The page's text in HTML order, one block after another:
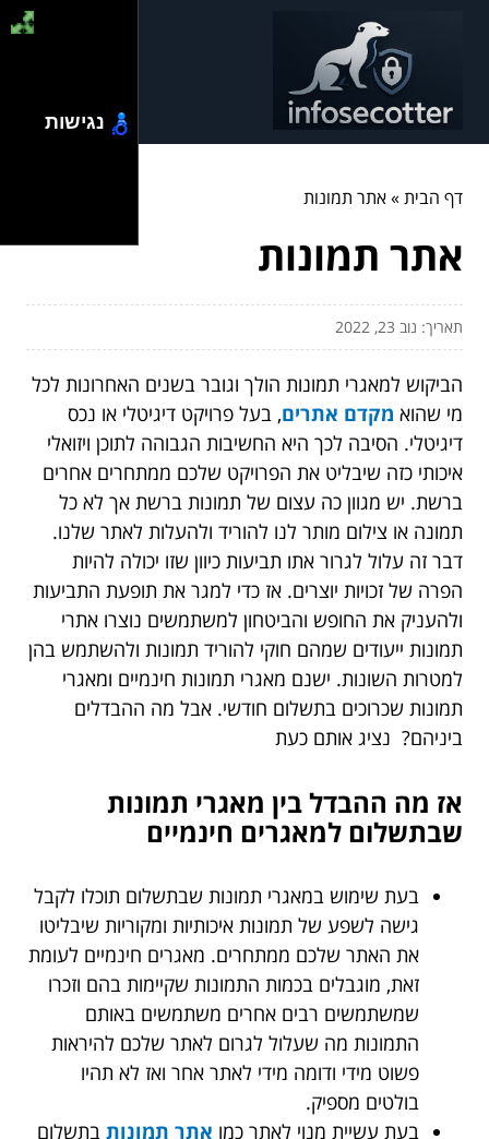
דף הבית»אתר תמונות
אתר תמונות
תאריך: נוב 23, 2022
הביקוש למאגרי תמונות הולך וגובר בשנים האחרונות לכל
מי שהוא מקדם אתרים, בעל פרויקט דיגיטלי או נכס
דיגיטלי. הסיבה לכך היא החשיבות הגבוהה לתוכן ויזואלי
איכותי כזה שיבליט את הפרויקט שלכם ממתחרים אחרים
ברשת. יש מגוון כה עצום של תמונות ברשת אך לא כל
תמונה או צילום מותר לנו להוריד ולהעלות לאתר שלנו.
דבר זה עלול לגרור אתו תביעות כיוון שזו יכולה להיות
הפרה של זכויות יוצרים. אז כדי למגר את תופעת התביעות
ולהעניק את החופש והביטחון למשתמשים נוצרו אתרי
תמונות ייעודים שמהם חוקי להוריד תמונות ולהשתמש בהן
למטרות השונות. ישנם מאגרי תמונות חינמיים ומאגרי
תמונות שכרוכים בתשלום חודשי. אבל מה ההבדלים
ביניהם? נציג אותם כעת
אז מה ההבדל בין מאגרי תמונות
שבתשלום למאגרים חינמיים
בעת שימוש במאגרי תמונות שבתשלום תוכלו לקבל
גישה לשפע של תמונות איכותיות ומקוריות שיבליטו
את האתר שלכם ממתחרים. מאגרים חינמיים לעומת
זאת, מוגבלים בכמות התמונות שקיימות בהם וזכרו
שמשתמשים רבים אחרים משתמשים באותם
התמונות מה שעלול לגרום לאתר שלכם להיראות
פשוט מידי ודומה מידי לאתר אחר ואז לא תהיו
בולטים מספיק.
בעת עשיית מנוי לאתר כמו אתר תמונות בתשלום
נגישות